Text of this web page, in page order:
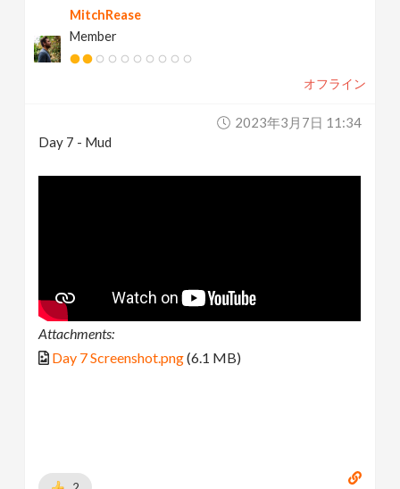
MitchRease
Member
オフライン
2023年3月7日 11:34
Day 7 - Mud
Attachments:
Day 7 Screenshot.png(6.1 MB)